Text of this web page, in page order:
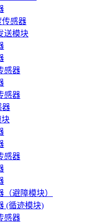
传感器
送模块
感器
感器
器
块
感器
（避障模块）
(循迹模块)
感器